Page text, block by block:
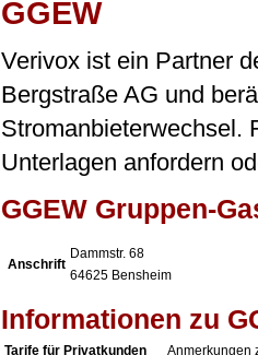
GGEW
Verivox ist ein Partner
Bergstraße AG und
Stromanbieterwechsel.
Unterlagen anfordern
GGEW Gruppen-
Anschrift
Dammstr. 68
64625 Bensheim
Informationen zu
Tarife für Privatkunden
Anmerkungen